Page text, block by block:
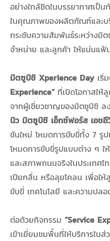
อย่างใกล้ชิดในบรรยากาศเป็น
ในคุณภาพของผลิตภัณฑ์และบ
กระชับความสัมพันธ์ระหว่างมิ
จำหน่าย และลูกค้า ให้แน่นแฟ้
มิตซูบิชิ Xperience Day เริ่
Experience”ที่เปิดโอกาสให้
จากผู้เชี่ยวชาญของมิตซูบิชิ
นิว มิตซูบิชิ เอ็กซ์ฟอร์ส เอชอี
ชันใหม่ โหมดการขับขี่ทั้ง 7 รู
โหมดการขับขี่รูปแบบต่าง ๆ ใ
และสภาพถนนจริงในประเทศ
เปียกลื่น หรือลุยโคลน เพื่อให้
ขับขี่ เทคโนโลยี และความปล
ต่อด้วยกิจกรรม “Service
เข้าเยี่ยมชมพื้นที่ให้บริการใน